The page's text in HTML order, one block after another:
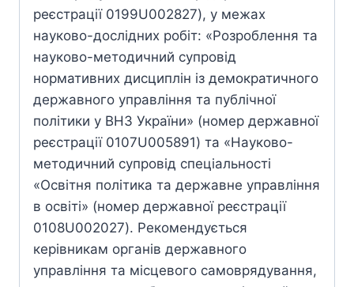
реєстрації 0199U002827), у межах
науково-дослідних робіт: «Розроблення та
науково-методичний супровід
нормативних дисциплін із демократичного
державного управління та публічної
політики у ВНЗ України» (номер державної
реєстрації 0107U005891) та «Науково-
методичний супровід спеціальності
«Освітня політика та державне управління
в освіті» (номер державної реєстрації
0108U002027). Рекомендується
керівникам органів державного
управління та місцевого самоврядування,